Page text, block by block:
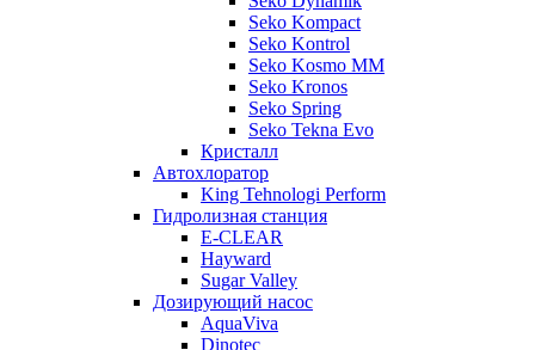
Seko Kompact
Seko Kontrol
Seko Kosmo MM
Seko Kronos
Seko Spring
Seko Tekna Evo
Кристалл
Автохлоратор
King Tehnologi Perform
Гидролизная станция
E-CLEAR
Hayward
Sugar Valley
Дозирующий насос
AquaViva
Dinotec